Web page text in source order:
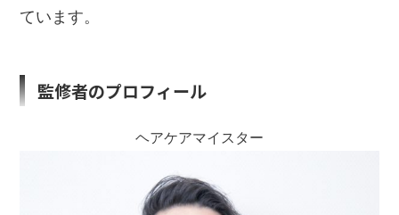
ています。
監修者のプロフィール
ヘアケアマイスター